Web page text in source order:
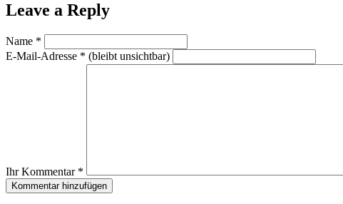
Leave a Reply
Name *
E-Mail-Adresse * (bleibt unsichtbar)
Ihr Kommentar *